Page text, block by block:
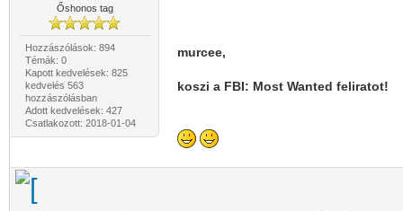
Őshonos tag
Hozzászólások: 894
Témák: 0
Kapott kedvelések: 825
kedvelés 563
hozzászólásban
Adott kedvelések: 427
Csatlakozott: 2018-01-04
murcee,
koszi a FBI: Most Wanted feliratot!